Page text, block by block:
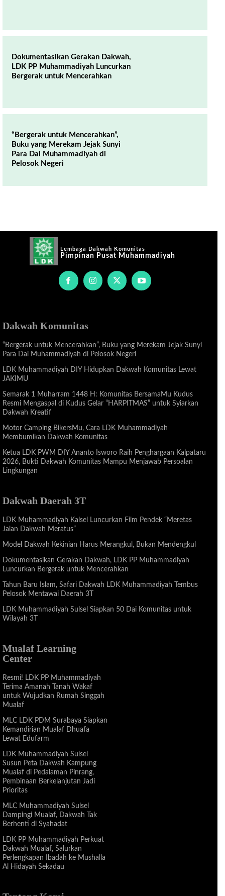
Dokumentasikan Gerakan Dakwah,
LDK PP Muhammadiyah Luncurkan
Bergerak untuk Mencerahkan
“Bergerak untuk Mencerahkan”,
Buku yang Merekam Jejak Sunyi
Para Dai Muhammadiyah di
Pelosok Negeri
Lembaga Dakwah Komunitas
Pimpinan Pusat Muhammadiyah
Dakwah Komunitas
“Bergerak untuk Mencerahkan”, Buku yang Merekam Jejak Sunyi
Para Dai Muhammadiyah di Pelosok Negeri
LDK Muhammadiyah DIY Hidupkan Dakwah Komunitas Lewat
JAKIMU
Semarak 1 Muharram 1448 H: Komunitas BersamaMu Kudus
Resmi Mengaspal di Kudus Gelar “HARPITMAS” untuk Syiarkan
Dakwah Kreatif
Motor Camping BikersMu, Cara LDK Muhammadiyah
Membumikan Dakwah Komunitas
Ketua LDK PWM DIY Ananto Isworo Raih Penghargaan Kalpataru
2026, Bukti Dakwah Komunitas Mampu Menjawab Persoalan
Lingkungan
Dakwah Daerah 3T
LDK Muhammadiyah Kalsel Luncurkan Film Pendek “Meretas
Jalan Dakwah Meratus”
Model Dakwah Kekinian Harus Merangkul, Bukan Mendengkul
Dokumentasikan Gerakan Dakwah, LDK PP Muhammadiyah
Luncurkan Bergerak untuk Mencerahkan
Tahun Baru Islam, Safari Dakwah LDK Muhammadiyah Tembus
Pelosok Mentawai Daerah 3T
LDK Muhammadiyah Sulsel Siapkan 50 Dai Komunitas untuk
Wilayah 3T
Mualaf Learning
Center
Resmi! LDK PP Muhammadiyah
Terima Amanah Tanah Wakaf
untuk Wujudkan Rumah Singgah
Mualaf
MLC LDK PDM Surabaya Siapkan
Kemandirian Mualaf Dhuafa
Lewat Edufarm
LDK Muhammadiyah Sulsel
Susun Peta Dakwah Kampung
Mualaf di Pedalaman Pinrang,
Pembinaan Berkelanjutan Jadi
Prioritas
MLC Muhammadiyah Sulsel
Dampingi Mualaf, Dakwah Tak
Berhenti di Syahadat
LDK PP Muhammadiyah Perkuat
Dakwah Mualaf, Salurkan
Perlengkapan Ibadah ke Mushalla
Al Hidayah Sekadau